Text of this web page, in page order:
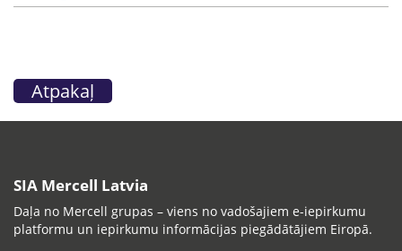
Atpakaļ
SIA Mercell Latvia
Daļa no Mercell grupas – viens no vadošajiem e-iepirkumu
platformu un iepirkumu informācijas piegādātājiem Eiropā.